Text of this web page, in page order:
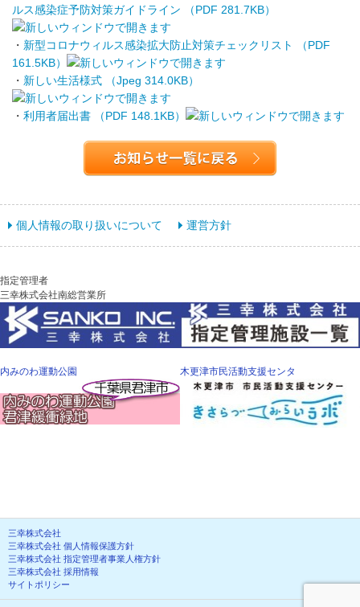
ルス感染症予防対策ガイドライン （PDF 281.7KB）
・ 新型コロナウィルス感染拡大防止対策チェックリスト （PDF
161.5KB）
・ 新しい生活様式 （Jpeg 314.0KB）
・ 利用者届出書 （PDF 148.1KB）
個人情報の取り扱いについて 運営方針
指定管理者
三幸株式会社南総営業所